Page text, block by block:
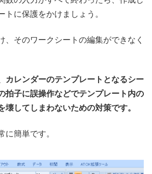
トに保護をかけましょう。
、そのワークシートの編集ができなく
カレンダーのテンプレートとなるシー
拍子に誤操作などでテンプレート内の
壊してしまわないための対策です。
に簡単です。